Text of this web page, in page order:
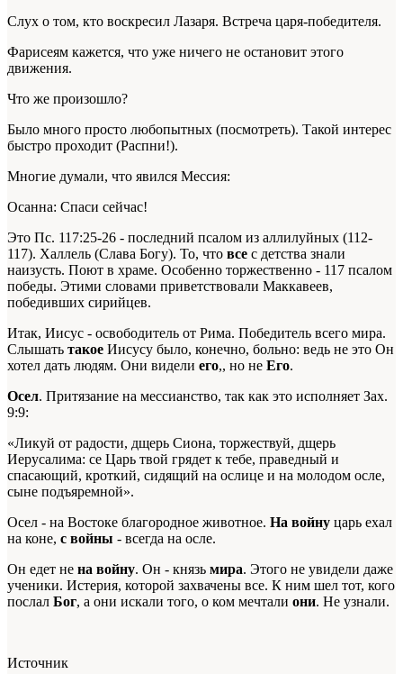
Слух о том, кто воскресил Лазаря. Встреча царя-победителя.
Фарисеям кажется, что уже ничего не остановит этого
движения.
Что же произошло?
Было много просто любопытных (посмотреть). Такой интерес
быстро проходит (Распни!).
Многие думали, что явился Мессия:
Осанна: Спаси сейчас!
Это Пс. 117:25-26 - последний псалом из аллилуйных (112-
117). Халлель (Слава Богу). То, что все с детства знали
наизусть. Поют в храме. Особенно торжественно - 117 псалом
победы. Этими словами приветствовали Маккавеев,
победивших сирийцев.
Итак, Иисус - освободитель от Рима. Победитель всего мира.
Слышать такое Иисусу было, конечно, больно: ведь не это Он
хотел дать людям. Они видели его,, но не Его.
Осел. Притязание на мессианство, так как это исполняет Зах.
9:9:
«Ликуй от радости, дщерь Сиона, торжествуй, дщерь
Иерусалима: се Царь твой грядет к тебе, праведный и
спасающий, кроткий, сидящий на ослице и на молодом осле,
сыне подъяремной».
Осел - на Востоке благородное животное. На войну царь ехал
на коне, с войны - всегда на осле.
Он едет не на войну. Он - князь мира. Этого не увидели даже
ученики. Истерия, которой захвачены все. К ним шел тот, кого
послал Бог, а они искали того, о ком мечтали они. Не узнали.
Источник